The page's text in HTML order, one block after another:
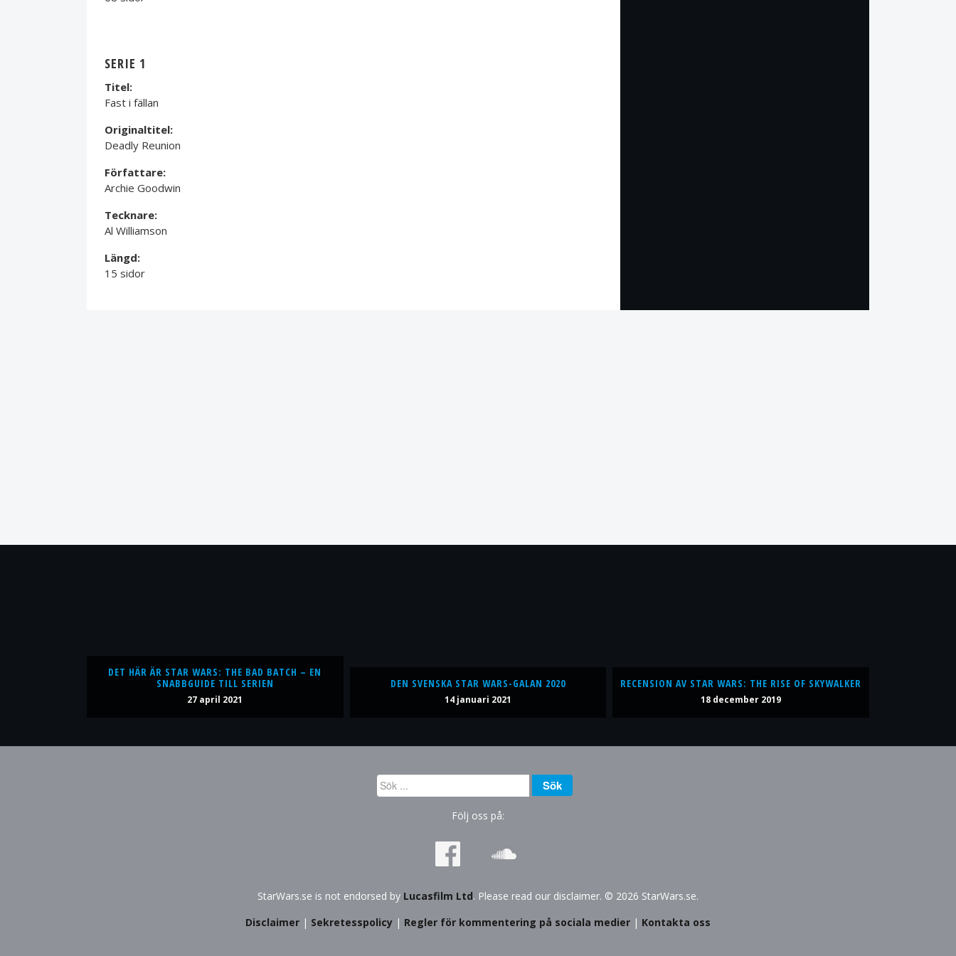
SERIE 1
Titel:
Fast i fällan
Originaltitel:
Deadly Reunion
Författare:
Archie Goodwin
Tecknare:
Al Williamson
Längd:
15 sidor
DET HÄR ÄR STAR WARS: THE BAD BATCH – EN
SNABBGUIDE TILL SERIEN
27 april 2021
DEN SVENSKA STAR WARS-GALAN 2020
14 januari 2021
RECENSION AV STAR WARS: THE RISE OF SKYWALKER
18 december 2019
Sök
...
Sök
Följ oss på:
StarWars.se is not endorsed by Lucasfilm Ltd. Please read our disclaimer. © 2026 StarWars.se.
Disclaimer | Sekretesspolicy | Regler för kommentering på sociala medier | Kontakta oss